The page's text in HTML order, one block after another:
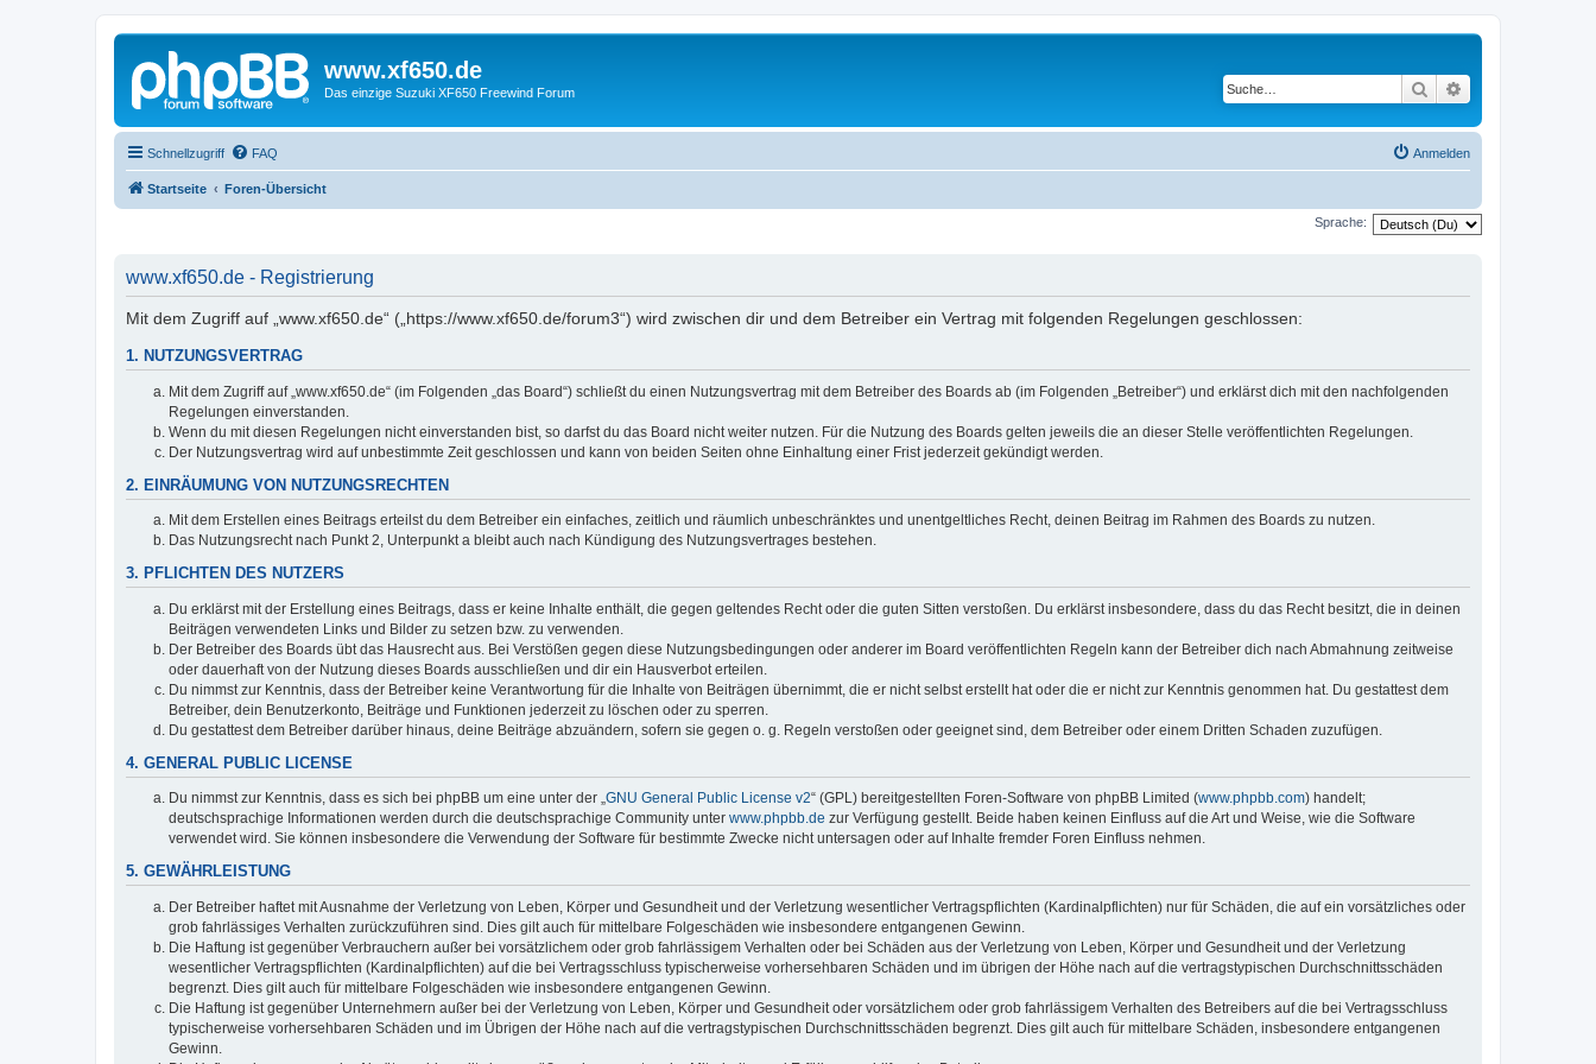
www.xf650.de
Das einzige Suzuki XF650 Freewind Forum Suche
Schnellzugriff FAQ Anmelden
Startseite Foren-Übersicht
Sprache:
www.xf650.de - Registrierung
Mit dem Zugriff auf „www.xf650.de“ („https://www.xf650.de/forum3“) wird zwischen dir und dem Betreiber ein Vertrag mit folgenden Regelungen geschlossen:
1. NUTZUNGSVERTRAG
Mit dem Zugriff auf „www.xf650.de“ (im Folgenden „das Board“) schließt du einen Nutzungsvertrag mit dem Betreiber des Boards ab (im Folgenden „Betreiber“) und erklärst dich mit den nachfolgenden
Regelungen einverstanden.
Wenn du mit diesen Regelungen nicht einverstanden bist, so darfst du das Board nicht weiter nutzen. Für die Nutzung des Boards gelten jeweils die an dieser Stelle veröffentlichten Regelungen.
Der Nutzungsvertrag wird auf unbestimmte Zeit geschlossen und kann von beiden Seiten ohne Einhaltung einer Frist jederzeit gekündigt werden.
2. EINRÄUMUNG VON NUTZUNGSRECHTEN
Mit dem Erstellen eines Beitrags erteilst du dem Betreiber ein einfaches, zeitlich und räumlich unbeschränktes und unentgeltliches Recht, deinen Beitrag im Rahmen des Boards zu nutzen.
Das Nutzungsrecht nach Punkt 2, Unterpunkt a bleibt auch nach Kündigung des Nutzungsvertrages bestehen.
3. PFLICHTEN DES NUTZERS
Du erklärst mit der Erstellung eines Beitrags, dass er keine Inhalte enthält, die gegen geltendes Recht oder die guten Sitten verstoßen. Du erklärst insbesondere, dass du das Recht besitzt, die in deinen
Beiträgen verwendeten Links und Bilder zu setzen bzw. zu verwenden.
Der Betreiber des Boards übt das Hausrecht aus. Bei Verstößen gegen diese Nutzungsbedingungen oder anderer im Board veröffentlichten Regeln kann der Betreiber dich nach Abmahnung zeitweise
oder dauerhaft von der Nutzung dieses Boards ausschließen und dir ein Hausverbot erteilen.
Du nimmst zur Kenntnis, dass der Betreiber keine Verantwortung für die Inhalte von Beiträgen übernimmt, die er nicht selbst erstellt hat oder die er nicht zur Kenntnis genommen hat. Du gestattest dem
Betreiber, dein Benutzerkonto, Beiträge und Funktionen jederzeit zu löschen oder zu sperren.
Du gestattest dem Betreiber darüber hinaus, deine Beiträge abzuändern, sofern sie gegen o. g. Regeln verstoßen oder geeignet sind, dem Betreiber oder einem Dritten Schaden zuzufügen.
4. GENERAL PUBLIC LICENSE
Du nimmst zur Kenntnis, dass es sich bei phpBB um eine unter der „GNU General Public License v2“ (GPL) bereitgestellten Foren-Software von phpBB Limited (www.phpbb.com) handelt;
deutschsprachige Informationen werden durch die deutschsprachige Community unter www.phpbb.de zur Verfügung gestellt. Beide haben keinen Einfluss auf die Art und Weise, wie die Software
verwendet wird. Sie können insbesondere die Verwendung der Software für bestimmte Zwecke nicht untersagen oder auf Inhalte fremder Foren Einfluss nehmen.
5. GEWÄHRLEISTUNG
Der Betreiber haftet mit Ausnahme der Verletzung von Leben, Körper und Gesundheit und der Verletzung wesentlicher Vertragspflichten (Kardinalpflichten) nur für Schäden, die auf ein vorsätzliches oder
grob fahrlässiges Verhalten zurückzuführen sind. Dies gilt auch für mittelbare Folgeschäden wie insbesondere entgangenen Gewinn.
Die Haftung ist gegenüber Verbrauchern außer bei vorsätzlichem oder grob fahrlässigem Verhalten oder bei Schäden aus der Verletzung von Leben, Körper und Gesundheit und der Verletzung
wesentlicher Vertragspflichten (Kardinalpflichten) auf die bei Vertragsschluss typischerweise vorhersehbaren Schäden und im übrigen der Höhe nach auf die vertragstypischen Durchschnittsschäden
begrenzt. Dies gilt auch für mittelbare Folgeschäden wie insbesondere entgangenen Gewinn.
Die Haftung ist gegenüber Unternehmern außer bei der Verletzung von Leben, Körper und Gesundheit oder vorsätzlichem oder grob fahrlässigem Verhalten des Betreibers auf die bei Vertragsschluss
typischerweise vorhersehbaren Schäden und im Übrigen der Höhe nach auf die vertragstypischen Durchschnittsschäden begrenzt. Dies gilt auch für mittelbare Schäden, insbesondere entgangenen
Gewinn.